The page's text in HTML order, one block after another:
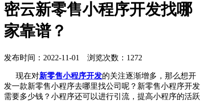
密云新零售小程序开发找哪
家靠谱？
发布时间：2022-11-01 浏览次数：1272
现在对新零售小程序开发的关注逐渐增多，那么想开
发一款新零售小程序去哪里找公司呢？新零售小程序开发
需要多少钱？小程序还可以进行引流，提高小程序的活跃